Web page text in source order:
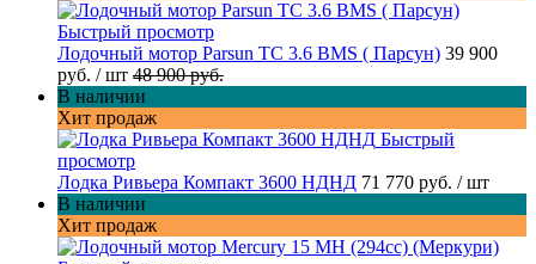
Быстрый просмотр
Лодочный мотор Parsun TC 3.6 BMS ( Парсун) 39 900
руб. / шт 48 900 руб.
В наличии
Хит продаж
Быстрый
просмотр
Лодка Ривьера Компакт 3600 НДНД 71 770 руб. / шт
В наличии
Хит продаж